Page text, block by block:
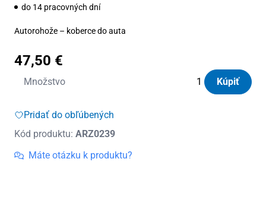
do 14 pracovných dní
Autorohože – koberce do auta
47,50 €
Množstvo
množstvo
gumové
zvýšeným
okrajom
Kúpiť
Pridať do obľúbených
Kód produktu: ARZ0239
Máte otázku k produktu?